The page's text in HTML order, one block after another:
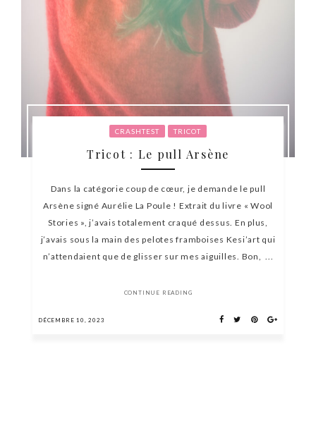
CRASHTEST TRICOT
Tricot : Le pull Arsène
Dans la catégorie coup de cœur, je demande le pull
Arsène signé Aurélie La Poule ! Extrait du livre « Wool
Stories », j’avais totalement craqué dessus. En plus,
j’avais sous la main des pelotes framboises Kesi’art qui
n’attendaient que de glisser sur mes aiguilles. Bon, ...
CONTINUE READING
DÉCEMBRE 10, 2023